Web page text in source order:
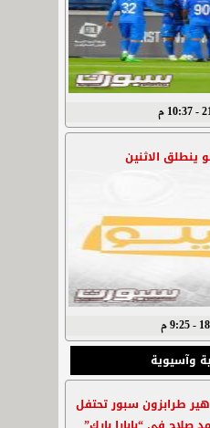
م
ينطلق الاثنين
م
وآسيوية
طرابزون سبور تحتفل